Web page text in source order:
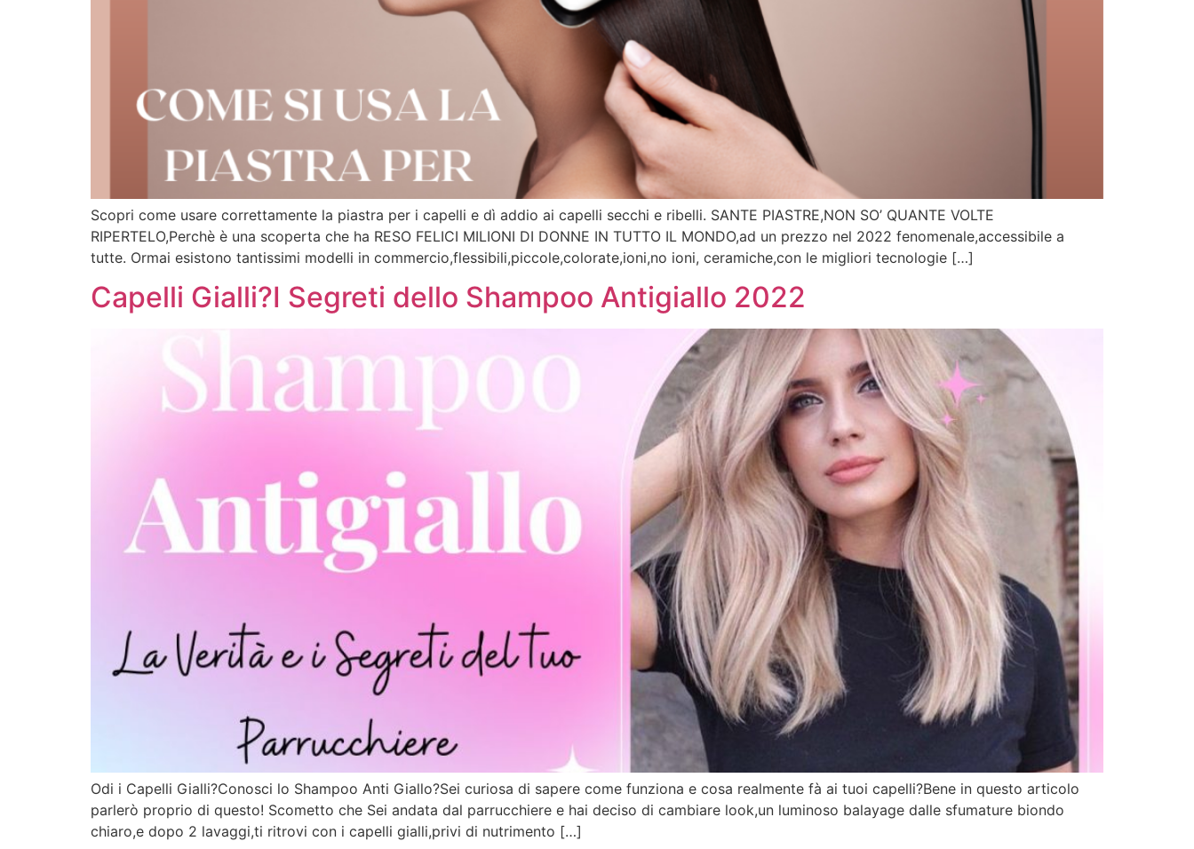
Scopri come usare correttamente la piastra per i capelli e dì addio ai capelli secchi e ribelli. SANTE PIASTRE,NON SO’ QUANTE VOLTE
RIPERTELO,Perchè è una scoperta che ha RESO FELICI MILIONI DI DONNE IN TUTTO IL MONDO,ad un prezzo nel 2022 fenomenale,accessibile a
tutte. Ormai esistono tantissimi modelli in commercio,flessibili,piccole,colorate,ioni,no ioni, ceramiche,con le migliori tecnologie […]
Capelli Gialli?I Segreti dello Shampoo Antigiallo 2022
Odi i Capelli Gialli?Conosci lo Shampoo Anti Giallo?Sei curiosa di sapere come funziona e cosa realmente fà ai tuoi capelli?Bene in questo articolo
parlerò proprio di questo! Scometto che Sei andata dal parrucchiere e hai deciso di cambiare look,un luminoso balayage dalle sfumature biondo
chiaro,e dopo 2 lavaggi,ti ritrovi con i capelli gialli,privi di nutrimento […]